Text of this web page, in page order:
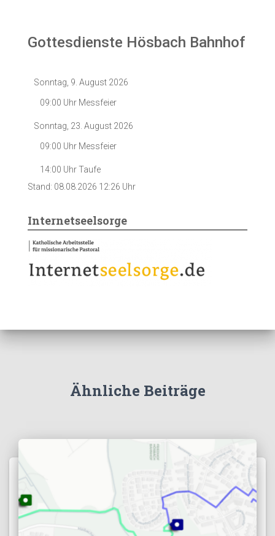
Gottesdienste Hösbach Bahnhof
Sonntag, 9. August 2026
09:00 Uhr Messfeier
Sonntag, 23. August 2026
09:00 Uhr Messfeier
14:00 UhrTaufe
Stand: 08.08.2026 12:26 Uhr
Internetseelsorge
Ähnliche Beiträge